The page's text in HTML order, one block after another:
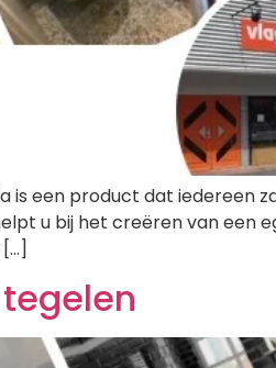
is een product dat iedereen
u bij het creëren van een